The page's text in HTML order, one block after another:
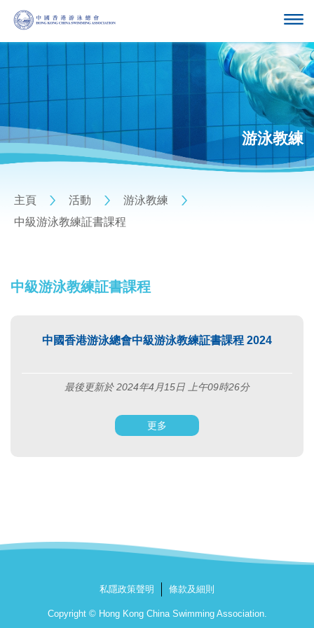
游泳教練
主頁 活動
游泳教練
中級游泳教練証書課程
中級游泳教練証書課程
中國香港游泳總會中級游泳教練証書課程 2024
最後更新於 2024年4月15日 上午09時26分
更多
私隱政策聲明 條款及細則
Copyright © Hong Kong China Swimming Association.